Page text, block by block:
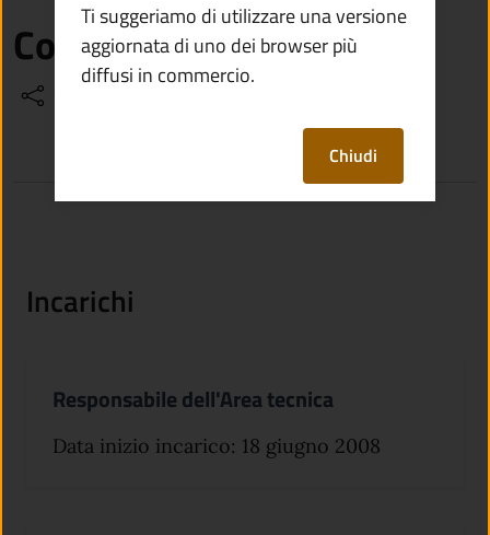
Cominelli Alessandra
Ti suggeriamo di utilizzare una versione
aggiornata di uno dei browser più
diffusi in commercio.
Chiudi
Incarichi
Responsabile dell'Area tecnica
Data inizio incarico: 18 giugno 2008